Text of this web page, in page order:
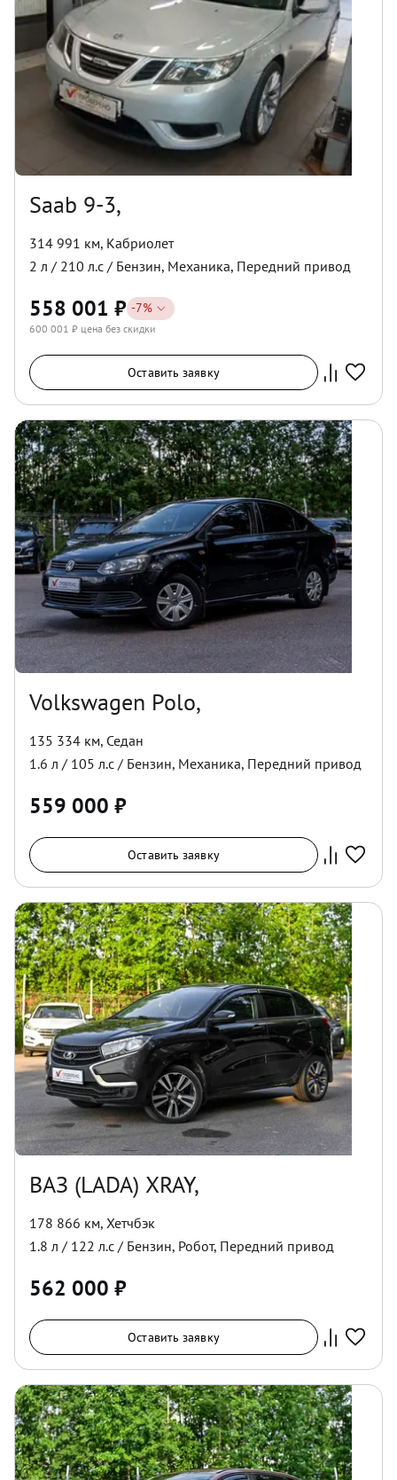
Saab 9-3,
314 991 км, Кабриолет
2 л / 210 л.с / Бензин, Механика, Передний привод
558 001 ₽ -7%
600 001 ₽ цена без скидки
Оставить заявку
Volkswagen Polo,
135 334 км, Седан
1.6 л / 105 л.с / Бензин, Механика, Передний привод
559 000 ₽
Оставить заявку
ВАЗ (LADA) XRAY,
178 866 км, Хетчбэк
1.8 л / 122 л.с / Бензин, Робот, Передний привод
562 000 ₽
Оставить заявку